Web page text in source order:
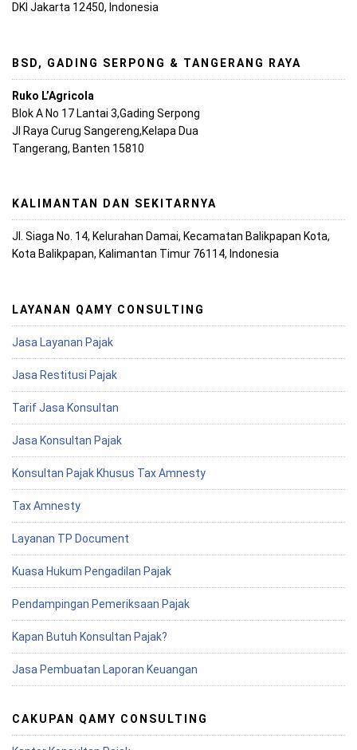
DKI Jakarta 12450, Indonesia
BSD, GADING SERPONG & TANGERANG RAYA
Ruko L’Agricola
Blok A No 17 Lantai 3,Gading Serpong
Jl Raya Curug Sangereng,Kelapa Dua
Tangerang, Banten 15810
KALIMANTAN DAN SEKITARNYA
Jl. Siaga No. 14, Kelurahan Damai, Kecamatan Balikpapan Kota,
Kota Balikpapan, Kalimantan Timur 76114, Indonesia
LAYANAN QAMY CONSULTING
Jasa Layanan Pajak
Jasa Restitusi Pajak
Tarif Jasa Konsultan
Jasa Konsultan Pajak
Konsultan Pajak Khusus Tax Amnesty
Tax Amnesty
Layanan TP Document
Kuasa Hukum Pengadilan Pajak
Pendampingan Pemeriksaan Pajak
Kapan Butuh Konsultan Pajak?
Jasa Pembuatan Laporan Keuangan
CAKUPAN QAMY CONSULTING